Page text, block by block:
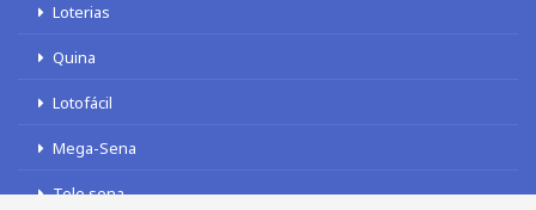
Loterias
Quina
Lotofácil
Mega-Sena
Tele sena